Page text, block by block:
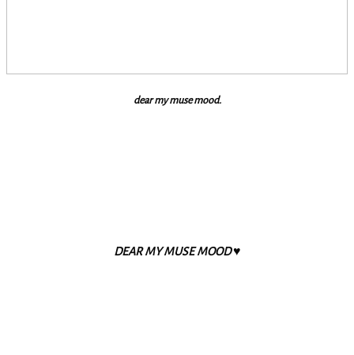
dear my muse mood.
DEAR MY MUSE MOOD ♥